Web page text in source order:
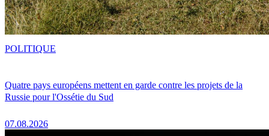
Quatre pays européens mettent en garde contre les projets de la
Russie pour l'Ossétie du Sud
07.08.2026
POLITIQUE